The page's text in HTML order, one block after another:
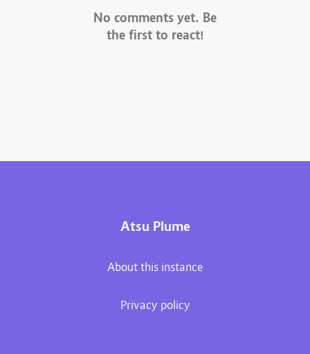
No comments yet. Be
the first to react!
Atsu Plume
About this instance
Privacy policy